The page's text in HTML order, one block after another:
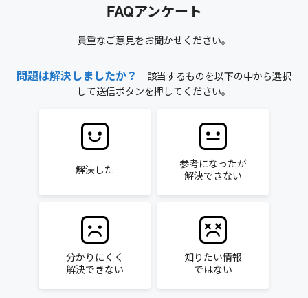
FAQアンケート
貴重なご意見をお聞かせください。
問題は解決しましたか？
該当するものを以下の中から選択
して送信ボタンを押してください。
解決した
参考になったが
解決できない
分かりにくく
解決できない
知りたい情報
ではない